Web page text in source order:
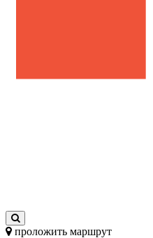
проложить маршрут